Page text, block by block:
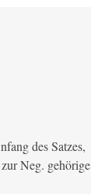
des Satzes,
Neg. gehörige